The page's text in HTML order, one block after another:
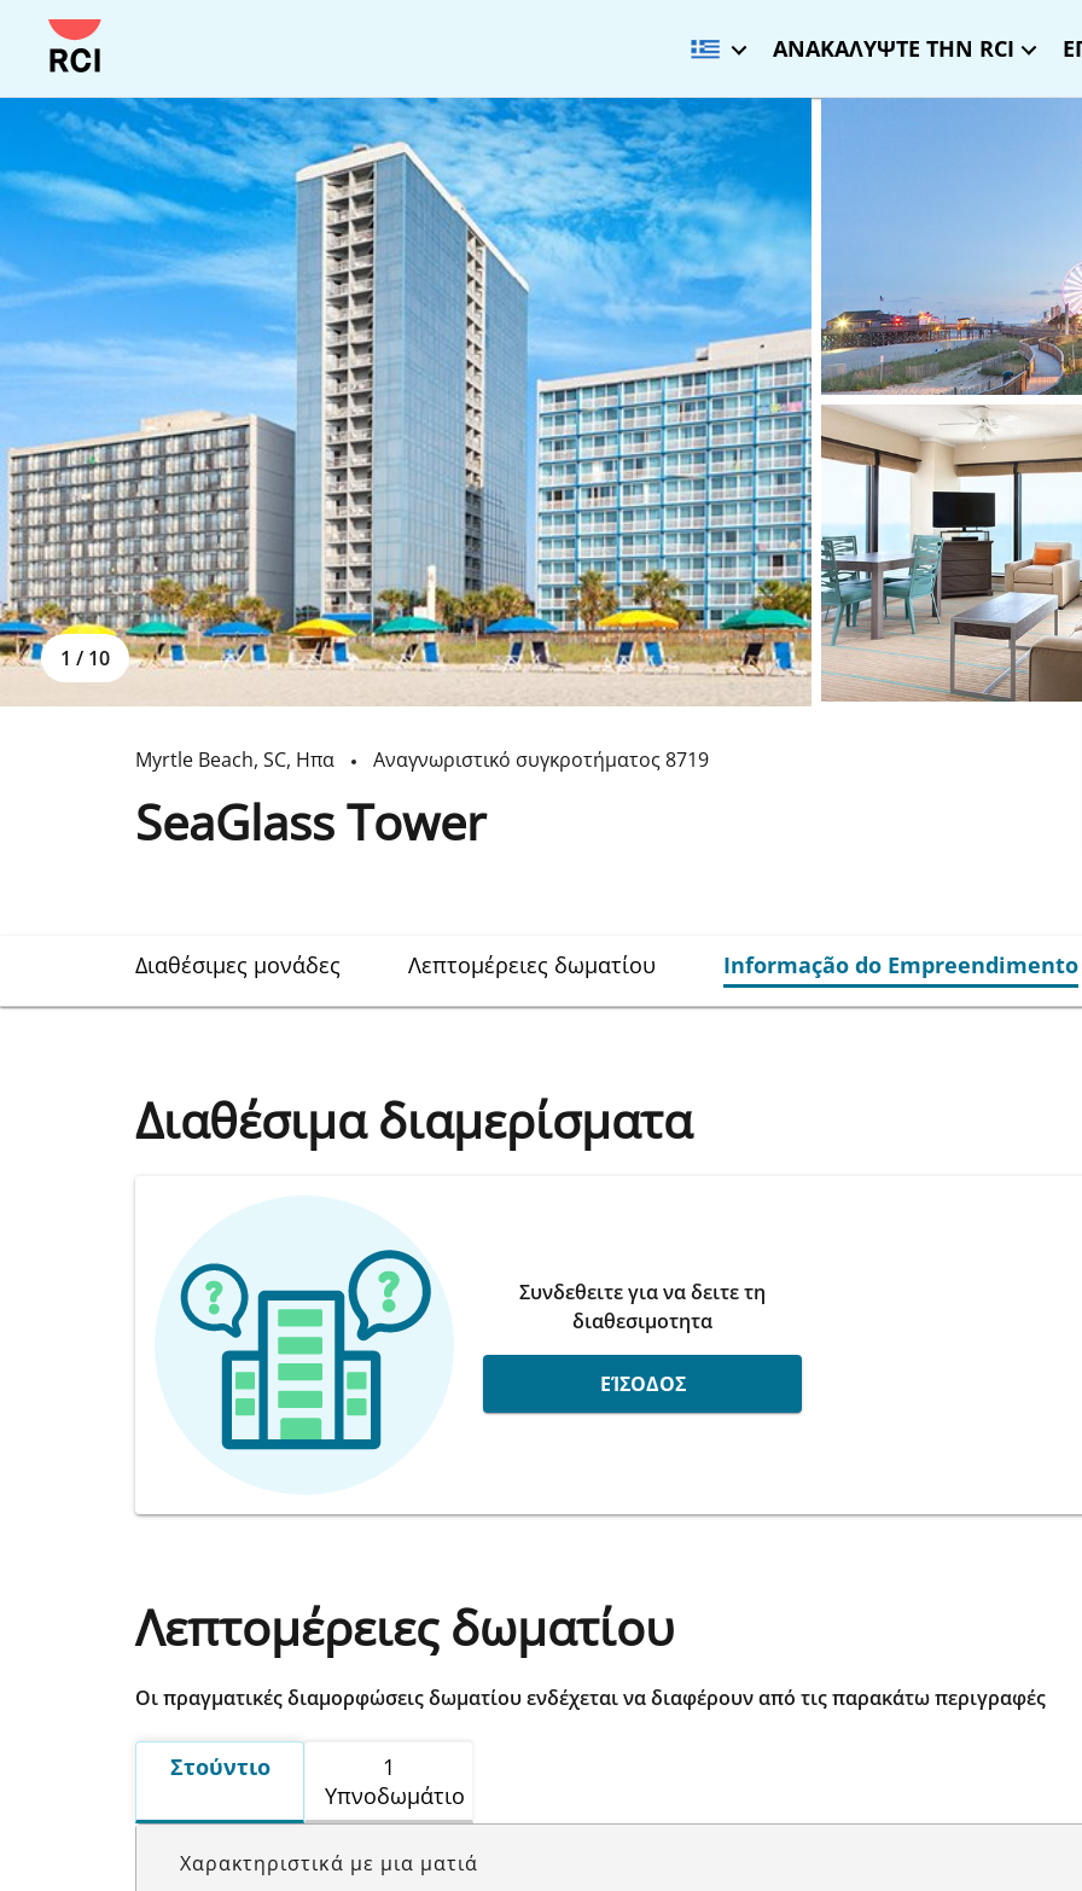
ΑΝΑΚΑΛΥΨΤΕ ΤΗΝ RCI
1 / 10
Myrtle Beach, SC, Ηπα Αναγνωριστικό συγκροτήματος8719
SeaGlass Tower
Διαθέσιμες μονάδες Λεπτομέρειες δωματίου Informação do Empreendimento
Διαθέσιμα διαμερίσματα
Συνδεθειτε για να δειτε τη
διαθεσιμοτητα
ΕΊΣΟΔΟΣ
Λεπτομέρειες δωματίου
Οι πραγματικές διαμορφώσεις δωματίου ενδέχεται να διαφέρουν από τις παρακάτω περιγραφές
Στούντιο
1
Υπνοδωμάτιο
Χαρακτηριστικά με μια ματιά